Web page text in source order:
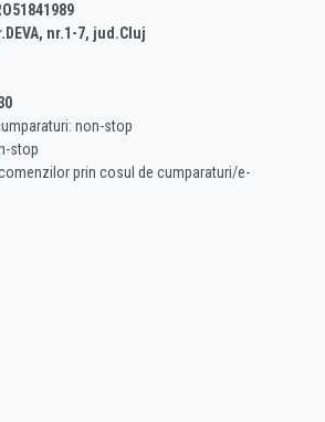
nr.1-7, jud.Cluj
non-stop
stop
prin cosul de cumparaturi/e-